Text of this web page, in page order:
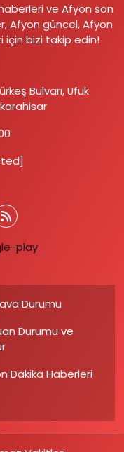
ve Afyon son
Afyon güncel, Afyon
için bizi takip edin!
Bulvarı, Ufuk
Durumu
Durumu ve
Dakika Haberleri